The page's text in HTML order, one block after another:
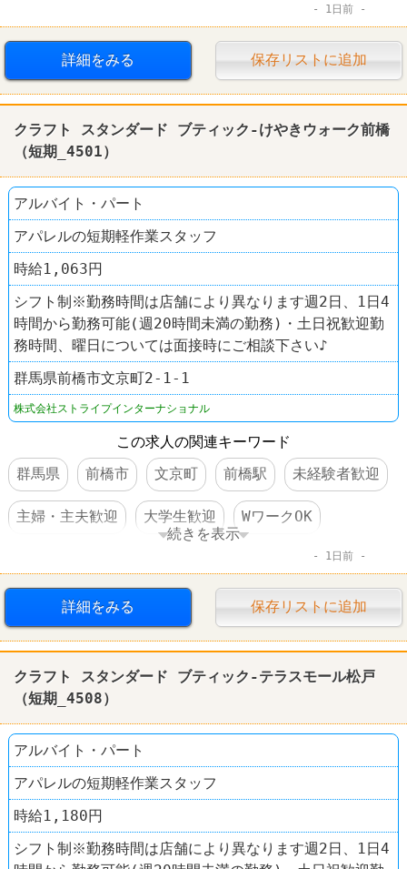
大量募集 禁煙・分煙 ファッション・コスメ
クラフト スタンダード ブティック
1日前
詳細をみる 保存リストに追加
クラフト スタンダード ブティック-けやきウォーク前橋
（短期_4501）
アルバイト・パート
アパレルの短期軽作業スタッフ
時給1,063円
シフト制※勤務時間は店舗により異なります週2日、1日4
時間から勤務可能(週20時間未満の勤務)・土日祝歓迎勤
務時間、曜日については面接時にご相談下さい♪
群馬県前橋市文京町2-1-1
株式会社ストライプインターナショナル
この求人の関連キーワード
群馬県
前橋市 文京町 前橋駅 未経験者歓迎
主婦・主夫歓迎 大学生歓迎 WワークOK
禁煙・分煙 ファッション・コスメ
クラフト スタンダード ブティック
続きを表示
1日前
詳細をみる 保存リストに追加
クラフト スタンダード ブティック-テラスモール松戸
（短期_4508）
アルバイト・パート
アパレルの短期軽作業スタッフ
時給1,180円
シフト制※勤務時間は店舗により異なります週2日、1日4